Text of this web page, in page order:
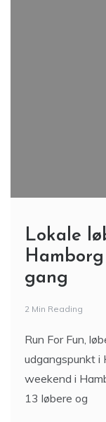
Lokale
gang
2 Min Reading
Run For Fun,
udgangspunkt i
weekend i
13 løbere og